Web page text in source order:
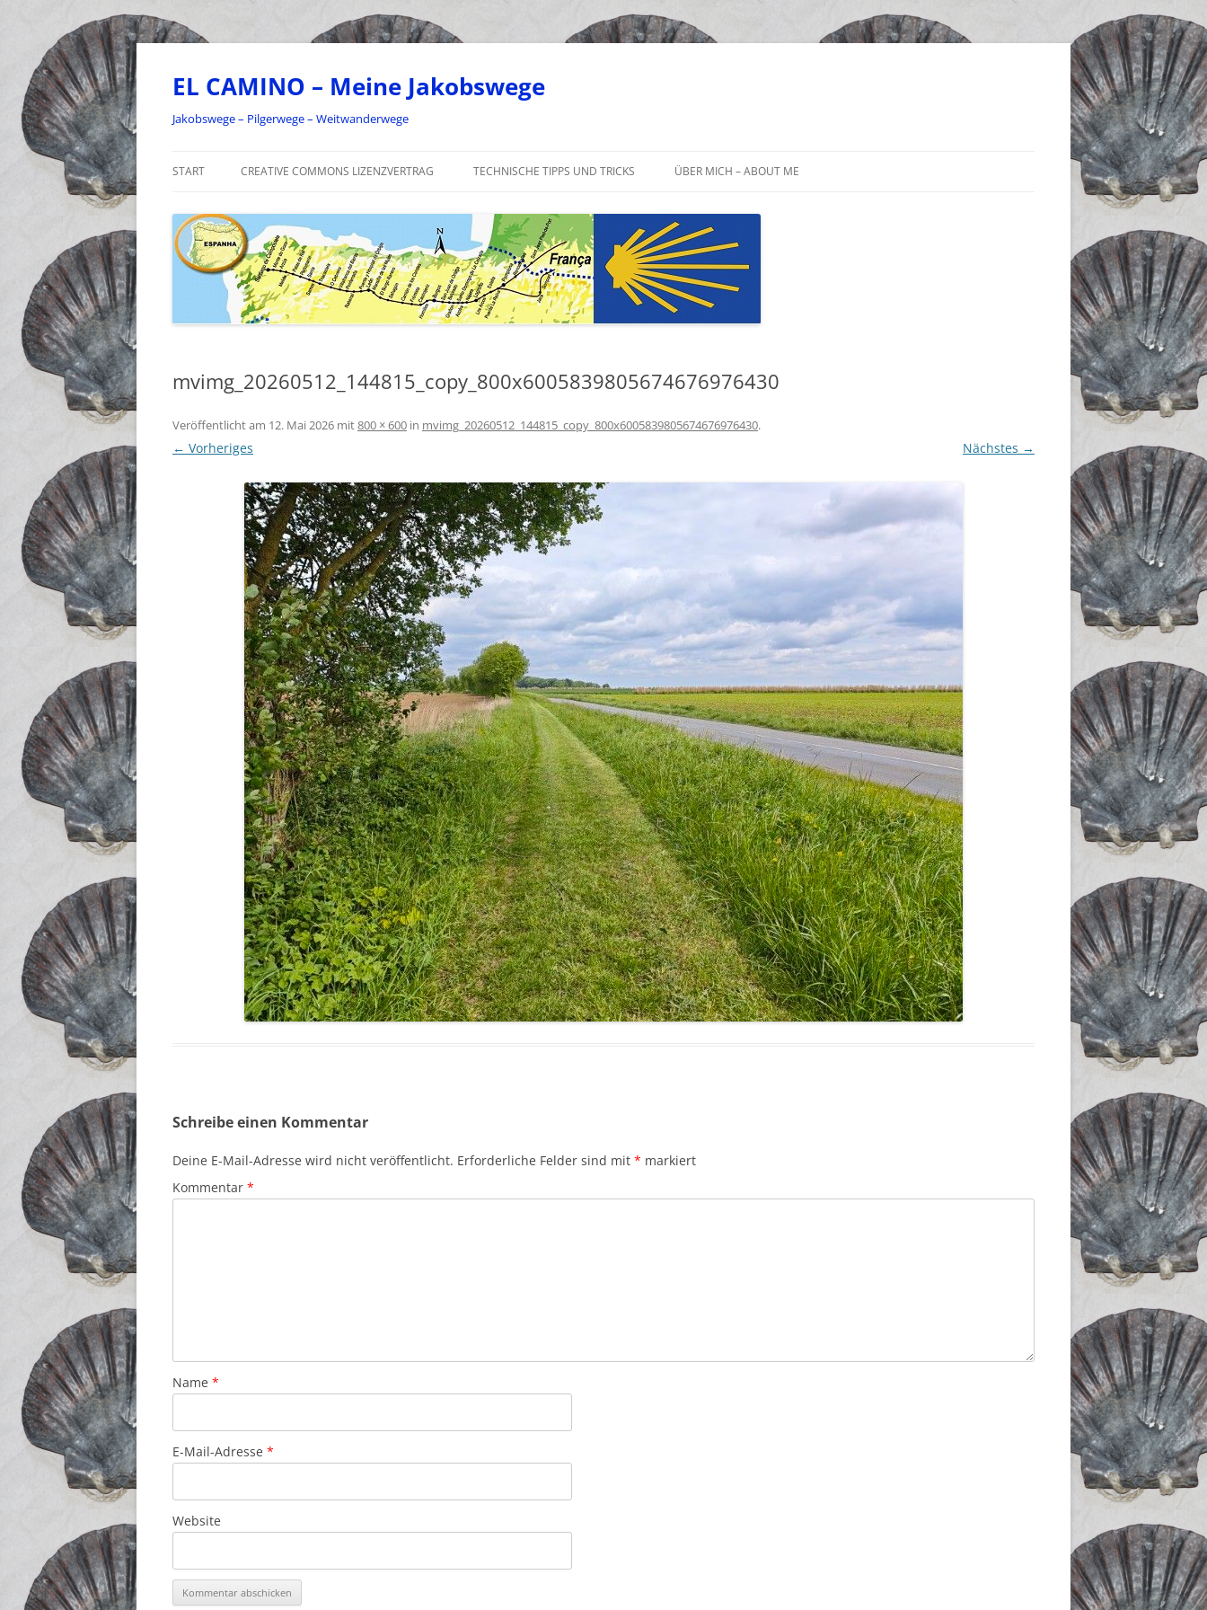
Zum
EL CAMINO – Meine Jakobswege
Jakobswege – Pilgerwege – Weitwanderwege
START CREATIVE COMMONS LIZENZVERTRAG TECHNISCHE TIPPS UND TRICKS ÜBER MICH – ABOUT ME
mvimg_20260512_144815_copy_800x6005839805674676976430
Veröffentlicht am 12. Mai 2026 mit800 × 600 in mvimg_20260512_144815_copy_800x6005839805674676976430.
← Vorheriges Nächstes →
Schreibe einen Kommentar
Deine E-Mail-Adresse wird nicht veröffentlicht. Erforderliche Felder sind mit * markiert
Kommentar *
Name *
E-Mail-Adresse *
Website